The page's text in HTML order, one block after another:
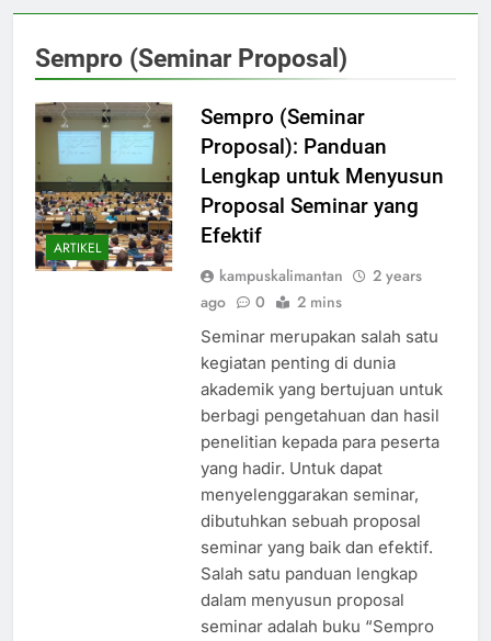
Sempro (Seminar Proposal)
ARTIKEL
Sempro (Seminar
Proposal): Panduan
Lengkap untuk Menyusun
Proposal Seminar yang
Efektif
kampuskalimantan
2 years
ago
0 2 mins
Seminar merupakan salah satu
kegiatan penting di dunia
akademik yang bertujuan untuk
berbagi pengetahuan dan hasil
penelitian kepada para peserta
yang hadir. Untuk dapat
menyelenggarakan seminar,
dibutuhkan sebuah proposal
seminar yang baik dan efektif.
Salah satu panduan lengkap
dalam menyusun proposal
seminar adalah buku “Sempro